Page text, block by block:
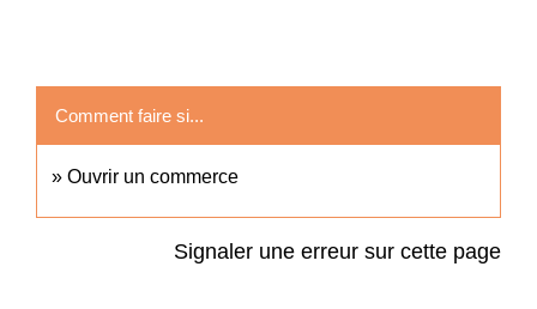
Comment faire si...
Ouvrir un commerce
Signaler une erreur sur cette page